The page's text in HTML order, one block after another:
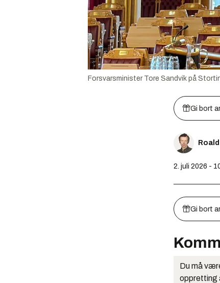
Forsvarsminister Tore Sandvik på
Gi bort
2. juli 2026 -
Gi bort
Du må
oppretting